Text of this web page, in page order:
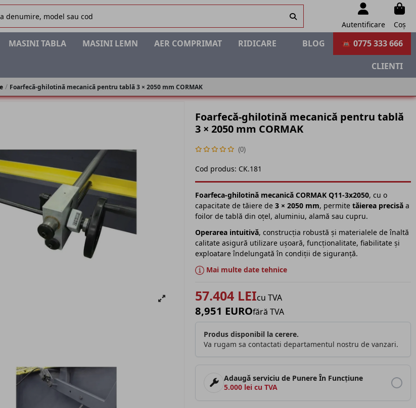
Autentificare Coș
☎ 0775 333 666
MASINI TABLA MASINI LEMN AER COMPRIMAT RIDICARE BLOG
CLIENTI
Foarfecă-ghilotină mecanică pentru tablă 3 × 2050 mm CORMAK
Foarfecă-ghilotină mecanică pentru tablă
3 × 2050 mm CORMAK
(0)
Cod produs: CK.181
Foarfeca-ghilotină mecanică CORMAK Q11-3x2050, cu o
capacitate de tăiere de 3 × 2050 mm, permite tăierea precisăa
foilor de tablă din oțel, aluminiu, alamă sau cupru.
Operarea intuitivă, construcția robustă și materialele de înaltă
calitate asigură utilizare ușoară, funcționalitate, fiabilitate și
exploatare îndelungată în condiții de siguranță.
Mai multe date tehnice
57.404 LEIcu TVA
8,951 EUROfără TVA
Produs disponibil la cerere.
Va rugam sa contactati departamentul nostru de vanzari.
Adaugă serviciu de Punere În Funcțiune
5.000 lei cu TVA